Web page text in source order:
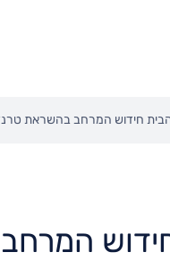
הבית חידוש המרחב בהשראת